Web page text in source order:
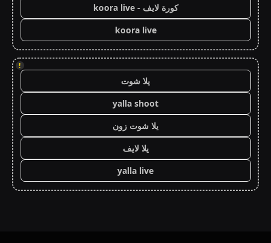
كورة لايف - koora live
koora live
!
يلا شوت
yalla shoot
يلا شوت زون
يلا لايف
yalla live